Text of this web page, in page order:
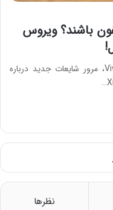
باشند؟ ویروس
به‌تازگی پس از بررسی کامل Vivo X300 Pro، مرور شایعات جدید درباره
نظرها